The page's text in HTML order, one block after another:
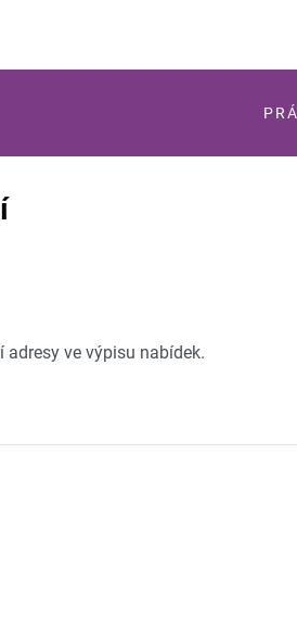
ve výpisu nabídek.